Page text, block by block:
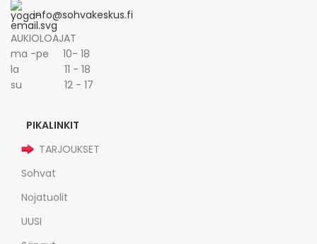
info@sohvakeskus.fi
AUKIOLOAJAT
ma -pe 10- 18
la 11 - 18
su 12 - 17
PIKALINKIT
TARJOUKSET
Sohvat
Nojatuolit
UUSI